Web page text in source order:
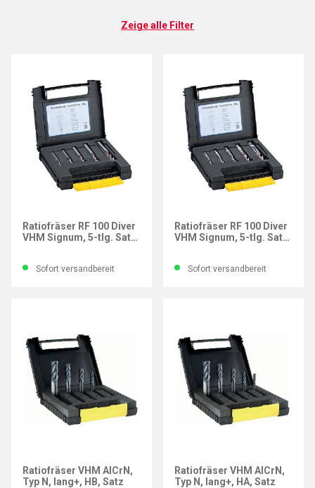
Zeige alle Filter
Ratiofräser RF 100 Diver
VHM Signum, 5-tlg. Satz,
Sofort versandbereit
Ratiofräser RF 100 Diver
VHM Signum, 5-tlg. Satz,
Sofort versandbereit
Ratiofräser VHM AlCrN,
Typ N, lang+, HB, Satz
Ratiofräser VHM AlCrN,
Typ N, lang+, HA, Satz